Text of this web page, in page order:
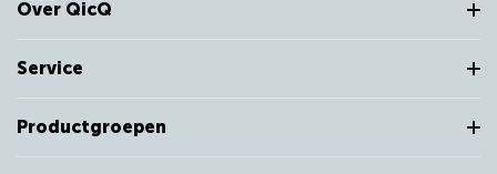
Over QicQ
Service
Productgroepen